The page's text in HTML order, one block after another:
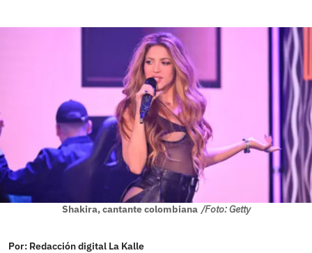
Shakira, cantante colombiana /Foto: Getty
Por: Redacción digital La Kalle